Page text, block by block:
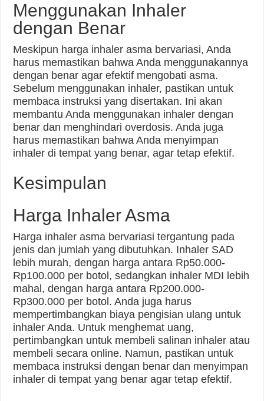
Menggunakan Inhaler
dengan Benar
Meskipun harga inhaler asma bervariasi, Anda
harus memastikan bahwa Anda menggunakannya
dengan benar agar efektif mengobati asma.
Sebelum menggunakan inhaler, pastikan untuk
membaca instruksi yang disertakan. Ini akan
membantu Anda menggunakan inhaler dengan
benar dan menghindari overdosis. Anda juga
harus memastikan bahwa Anda menyimpan
inhaler di tempat yang benar, agar tetap efektif.
Kesimpulan
Harga Inhaler Asma
Harga inhaler asma bervariasi tergantung pada
jenis dan jumlah yang dibutuhkan. Inhaler SAD
lebih murah, dengan harga antara Rp50.000-
Rp100.000 per botol, sedangkan inhaler MDI lebih
mahal, dengan harga antara Rp200.000-
Rp300.000 per botol. Anda juga harus
mempertimbangkan biaya pengisian ulang untuk
inhaler Anda. Untuk menghemat uang,
pertimbangkan untuk membeli salinan inhaler atau
membeli secara online. Namun, pastikan untuk
membaca instruksi dengan benar dan menyimpan
inhaler di tempat yang benar agar tetap efektif.